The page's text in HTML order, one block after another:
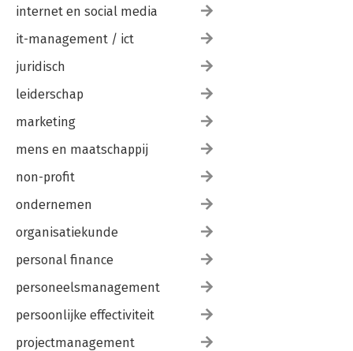
internet en social media
it-management / ict
juridisch
leiderschap
marketing
mens en maatschappij
non-profit
ondernemen
organisatiekunde
personal finance
personeelsmanagement
persoonlijke effectiviteit
projectmanagement